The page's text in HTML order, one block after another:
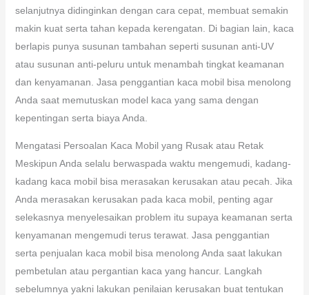
selanjutnya didinginkan dengan cara cepat, membuat semakin
makin kuat serta tahan kepada kerengatan. Di bagian lain, kaca
berlapis punya susunan tambahan seperti susunan anti-UV
atau susunan anti-peluru untuk menambah tingkat keamanan
dan kenyamanan. Jasa penggantian kaca mobil bisa menolong
Anda saat memutuskan model kaca yang sama dengan
kepentingan serta biaya Anda.
Mengatasi Persoalan Kaca Mobil yang Rusak atau Retak
Meskipun Anda selalu berwaspada waktu mengemudi, kadang-
kadang kaca mobil bisa merasakan kerusakan atau pecah. Jika
Anda merasakan kerusakan pada kaca mobil, penting agar
selekasnya menyelesaikan problem itu supaya keamanan serta
kenyamanan mengemudi terus terawat. Jasa penggantian
serta penjualan kaca mobil bisa menolong Anda saat lakukan
pembetulan atau pergantian kaca yang hancur. Langkah
sebelumnya yakni lakukan penilaian kerusakan buat tentukan